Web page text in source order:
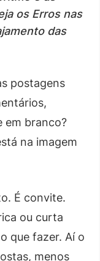
os Erros nas
das
postagens
em branco?
na imagem
É convite.
ou curta
que fazer. Aí o
menos